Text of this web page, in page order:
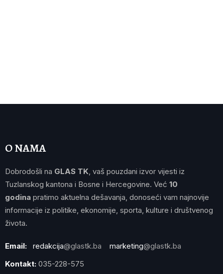
O NAMA
Dobrodošli na GLAS TK , vaš pouzdani izvor vijesti iz
Tuzlanskog kantona i Bosne i Hercegovine. Već 10
godina pratimo aktuelna dešavanja, donoseći vam najnovije
informacije iz politike, ekonomije, sporta, kulture i društvenog
života.
Email: redakcija@glastk.ba marketing@glastk.ba
Kontakt: 035-228-575